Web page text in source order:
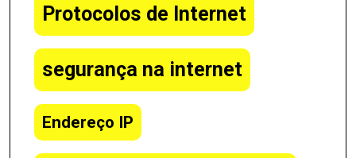
Protocolos de Internet
segurança na internet
Endereço IP